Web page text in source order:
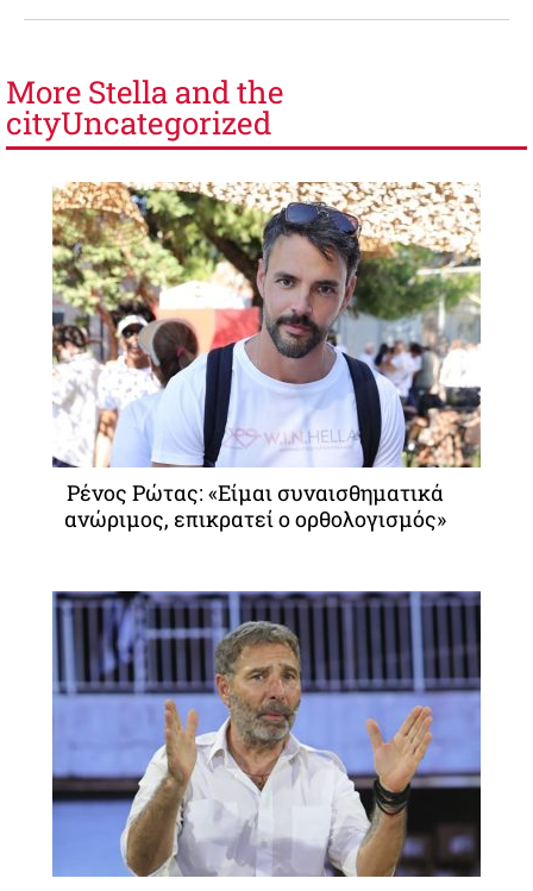
More Stella and the
cityUncategorized
Ρένος Ρώτας: «Είμαι συναισθηματικά
ανώριμος, επικρατεί ο ορθολογισμός»